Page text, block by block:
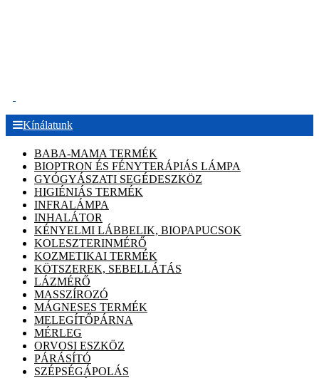
Kínálatunk
BABA-MAMA TERMÉK
BIOPTRON ÉS FÉNYTERÁPIÁS LÁMPA
GYÓGYÁSZATI SEGÉDESZKÖZ
HIGIÉNIÁS TERMÉK
INFRALÁMPA
INHALÁTOR
KÉNYELMI LÁBBELIK, BIOPAPUCSOK
KOLESZTERINMÉRŐ
KOZMETIKAI TERMÉK
KÖTSZEREK, SEBELLÁTÁS
LÁZMÉRŐ
MASSZÍROZÓ
MÁGNESES TERMÉK
MELEGÍTŐPÁRNA
MÉRLEG
ORVOSI ESZKÖZ
PÁRÁSÍTÓ
SZÉPSÉGÁPOLÁS